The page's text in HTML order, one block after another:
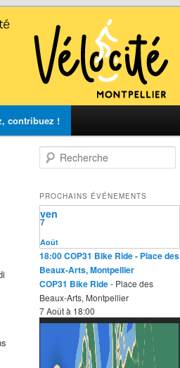
contribuez !
e
h
e
r
h
e
PROCHAINS ÉVÉNEMENTS
Août
7
ven
18:00COP31 Bike Ride- Place des
Beaux-Arts, Montpellier
COP31 Bike Ride- Place des
Beaux-Arts, Montpellier
7 Août à 18:00